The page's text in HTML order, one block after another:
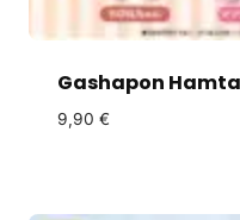
Gashapon
9,90 €